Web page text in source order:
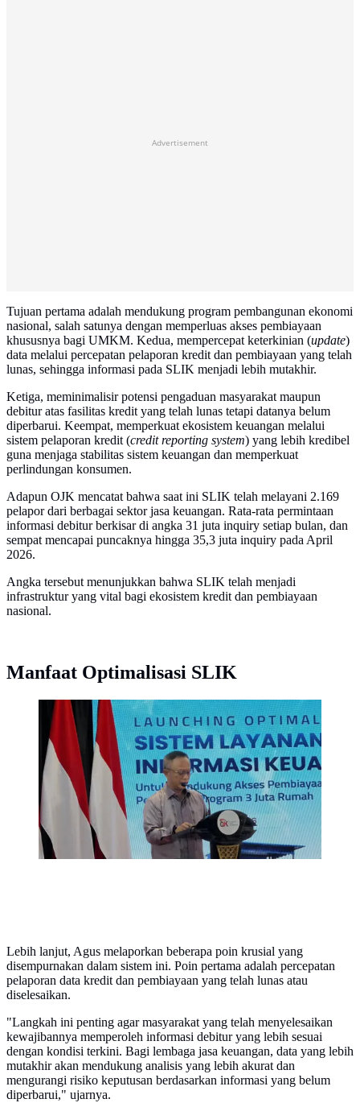
Advertisement
Tujuan pertama adalah mendukung program pembangunan ekonomi
nasional, salah satunya dengan memperluas akses pembiayaan
khususnya bagi UMKM. Kedua, mempercepat keterkinian (update)
data melalui percepatan pelaporan kredit dan pembiayaan yang telah
lunas, sehingga informasi pada SLIK menjadi lebih mutakhir.
Ketiga, meminimalisir potensi pengaduan masyarakat maupun
debitur atas fasilitas kredit yang telah lunas tetapi datanya belum
diperbarui. Keempat, memperkuat ekosistem keuangan melalui
sistem pelaporan kredit (credit reporting system) yang lebih kredibel
guna menjaga stabilitas sistem keuangan dan memperkuat
perlindungan konsumen.
Adapun OJK mencatat bahwa saat ini SLIK telah melayani 2.169
pelapor dari berbagai sektor jasa keuangan. Rata-rata permintaan
informasi debitur berkisar di angka 31 juta inquiry setiap bulan, dan
sempat mencapai puncaknya hingga 35,3 juta inquiry pada April
2026.
Angka tersebut menunjukkan bahwa SLIK telah menjadi
infrastruktur yang vital bagi ekosistem kredit dan pembiayaan
nasional.
Manfaat Optimalisasi SLIK
Deputi Komisioner Stabilitas Sistem Keuangan Otoritas
Jasa Keuangan (OJK) Agus E. Siregar, dalam
Launching Optimalisasi SLIK, di Gedung Menara
Radius Prawiro Jakarta, Senin (6/7/2026).
(Liputan6.com/Tira)
Lebih lanjut, Agus melaporkan beberapa poin krusial yang
disempurnakan dalam sistem ini. Poin pertama adalah percepatan
pelaporan data kredit dan pembiayaan yang telah lunas atau
diselesaikan.
"Langkah ini penting agar masyarakat yang telah menyelesaikan
kewajibannya memperoleh informasi debitur yang lebih sesuai
dengan kondisi terkini. Bagi lembaga jasa keuangan, data yang lebih
mutakhir akan mendukung analisis yang lebih akurat dan
mengurangi risiko keputusan berdasarkan informasi yang belum
diperbarui," ujarnya.